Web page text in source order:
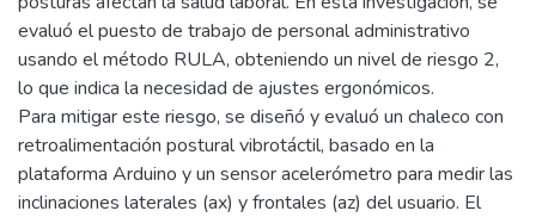
evaluó el puesto de trabajo de personal administrativo
usando el método RULA, obteniendo un nivel de riesgo 2,
lo que indica la necesidad de ajustes ergonómicos.
Para mitigar este riesgo, se diseñó y evaluó un chaleco con
retroalimentación postural vibrotáctil, basado en la
plataforma Arduino y un sensor acelerómetro para medir las
inclinaciones laterales (ax) y frontales (az) del usuario. El